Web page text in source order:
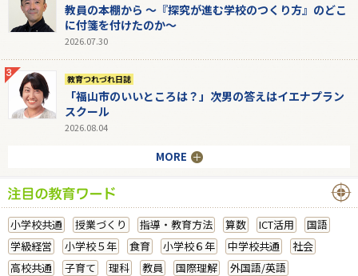
教員の本棚から 〜『探究が進む学校のつくり方』のどこ
に付箋を付けたのか〜
2026.07.30
教育つれづれ日誌
「福山市のいいところは？」次男の答えはイエナプラン
スクール
2026.08.04
MORE
小学校共通 授業づくり 指導・教育方法 算数 ICT活用
国語
学級経営
小学校５年 食育 小学校６年 中学校共通
社会
高校共通
子育て 理科 教員 国際理解
外国語/英語